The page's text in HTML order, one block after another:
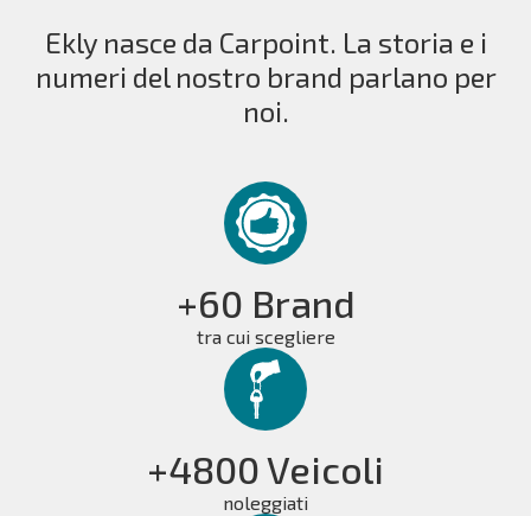
Ekly nasce da Carpoint. La storia e i
numeri del nostro brand parlano per
noi.
+60 Brand
tra cui scegliere
+4800 Veicoli
noleggiati